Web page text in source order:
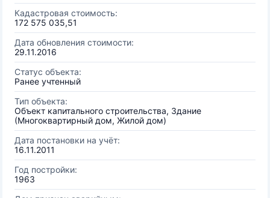
Кадастровая стоимость:
172 575 035,51
Дата обновления стоимости:
29.11.2016
Статус объекта:
Ранее учтенный
Тип объекта:
Объект капитального строительства, Здание
(Многоквартирный дом, Жилой дом)
Дата постановки на учёт:
16.11.2011
Год постройки:
1963